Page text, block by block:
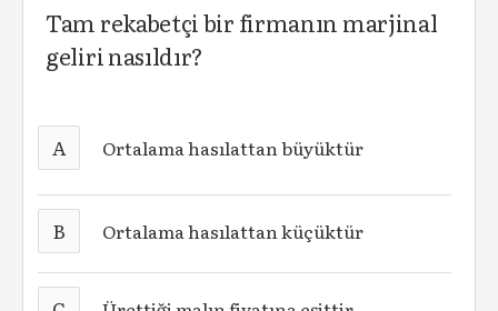
Tam rekabetçi bir firmanın marjinal
geliri nasıldır?
A Ortalama hasılattan büyüktür
B Ortalama hasılattan küçüktür